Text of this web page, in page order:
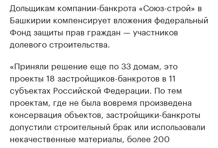
Дольщикам компании-банкрота «Союз-строй» в
Башкирии компенсирует вложения федеральный
Фонд защиты прав граждан — участников
долевого строительства.
«Приняли решение еще по 33 домам, это
проекты 18 застройщиков-банкротов в 11
субъектах Российской Федерации. По тем
проектам, где не была вовремя произведена
консервация объектов, застройщики-банкроты
допустили строительный брак или использовали
некачественные материалы, более 200